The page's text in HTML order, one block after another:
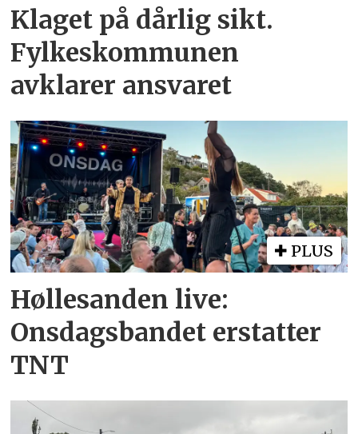
Klaget på dårlig sikt.
Fylkeskommunen
avklarer ansvaret
PLUS
Høllesanden live:
Onsdagsbandet erstatter
TNT